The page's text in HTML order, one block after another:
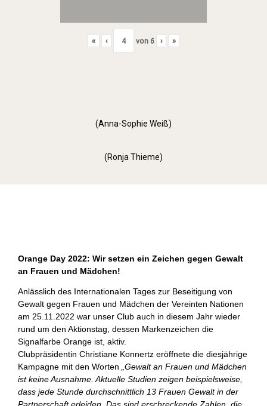
« ‹ von 6 › »
(Anna-Sophie Weiß)
(Ronja Thieme)
Orange Day 2022: Wir setzen ein Zeichen gegen Gewalt
an Frauen und Mädchen!
Anlässlich des Internationalen Tages zur Beseitigung von
Gewalt gegen Frauen und Mädchen der Vereinten Nationen
am 25.11.2022 war unser Club auch in diesem Jahr wieder
rund um den Aktionstag, dessen Markenzeichen die
Signalfarbe Orange ist, aktiv.
Clubpräsidentin Christiane Konnertz eröffnete die diesjährige
Kampagne mit den Worten „Gewalt an Frauen und Mädchen
ist keine Ausnahme. Aktuelle Studien zeigen beispielsweise,
dass jede Stunde durchschnittlich 13 Frauen Gewalt in der